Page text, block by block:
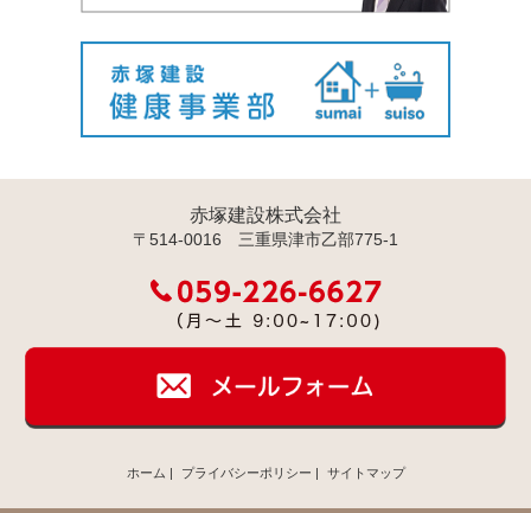
赤塚建設株式会社
〒514-0016 三重県津市乙部775-1
ホーム | プライバシーポリシー | サイトマップ